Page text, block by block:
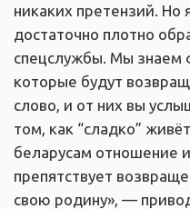
никаких претензий. Но
достаточно плотно
спецслужбы. Мы
которые будут
слово, и от них вы
том, как “сладко”
беларусам отношение
препятствует
свою родину», —